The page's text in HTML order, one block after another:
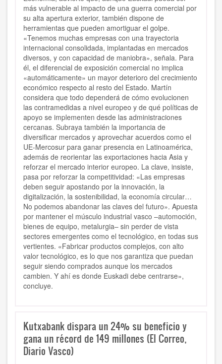
más vulnerable al impacto de una guerra comercial por
su alta apertura exterior, también dispone de
herramientas que pueden amortiguar el golpe.
«Tenemos muchas empresas con una trayectoria
internacional consolidada, implantadas en mercados
diversos, y con capacidad de maniobra», señala. Para
él, el diferencial de exposición comercial no implica
«automáticamente» un mayor deterioro del crecimiento
económico respecto al resto del Estado. Martín
considera que todo dependerá de cómo evolucionen
las contramedidas a nivel europeo y de qué políticas de
apoyo se implementen desde las administraciones
cercanas. Subraya también la importancia de
diversificar mercados y aprovechar acuerdos como el
UE-Mercosur para ganar presencia en Latinoamérica,
además de reorientar las exportaciones hacia Asia y
reforzar el mercado interior europeo. La clave, insiste,
pasa por reforzar la competitividad: «Las empresas
deben seguir apostando por la innovación, la
digitalización, la sostenibilidad, la economía circular…
No podemos abandonar las claves del futuro». Apuesta
por mantener el músculo industrial vasco –automoción,
bienes de equipo, metalurgia– sin perder de vista
sectores emergentes como el tecnológico, en todas sus
vertientes. «Fabricar productos complejos, con alto
valor tecnológico, es lo que nos garantiza que puedan
seguir siendo comprados aunque los mercados
cambien. Y ahí es donde Euskadi debe centrarse»,
concluye.
Kutxabank dispara un 24% su beneficio y
gana un récord de 149 millones (El Correo,
Diario Vasco)